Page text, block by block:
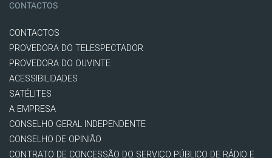
CONTACTOS
CONTACTOS
PROVEDORA DO TELESPECTADOR
PROVEDORA DO OUVINTE
ACESSIBILIDADES
SATÉLITES
A EMPRESA
CONSELHO GERAL INDEPENDENTE
CONSELHO DE OPINIÃO
CONTRATO DE CONCESSÃO DO SERVIÇO PÚBLICO DE RÁDIO E